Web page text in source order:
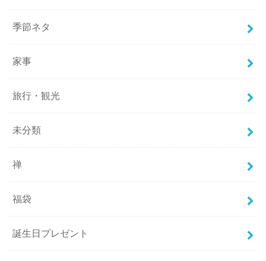
季節ネタ
家事
旅行・観光
未分類
禅
福袋
誕生日プレゼント